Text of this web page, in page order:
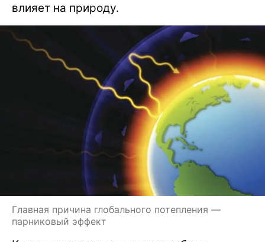
влияет на природу.
Главная причина глобального потепления —
парниковый эффект